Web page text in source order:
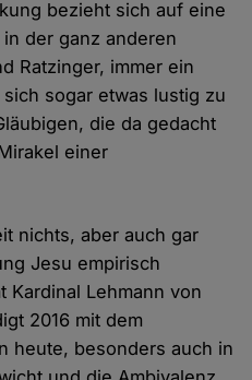
bezieht sich auf eine
der ganz anderen
Ratzinger, immer ein
sogar etwas lustig zu
die da gedacht
einer
nichts, aber auch gar
Jesu empirisch
Kardinal Lehmann von
2016 mit dem
heute, besonders auch in